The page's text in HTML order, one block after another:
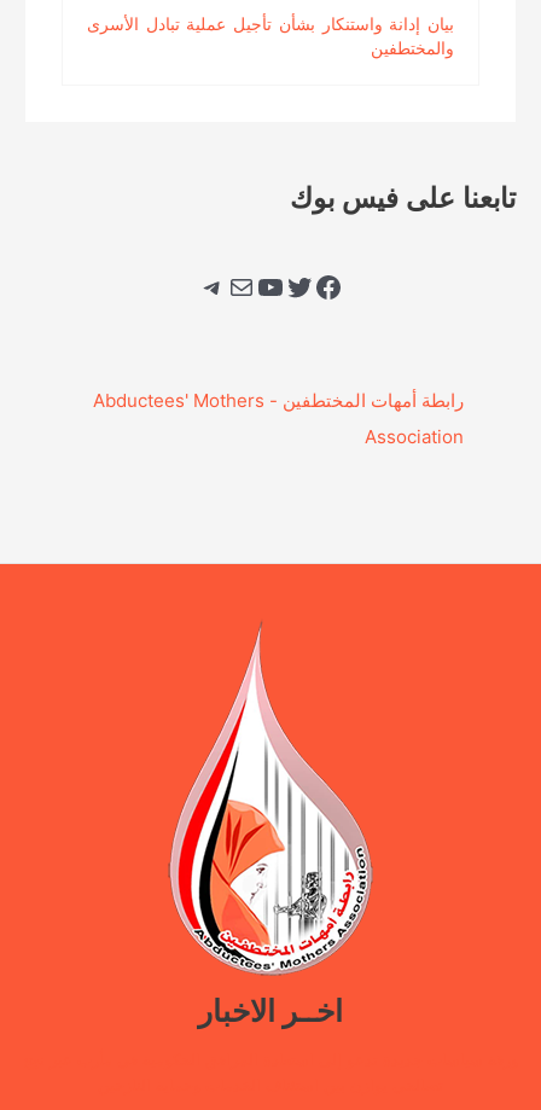
بيان إدانة واستنكار بشأن تأجيل عملية تبادل الأسرى
والمختطفين
تابعنا على فيس بوك
فيسبوك تويتر يوتيوببريد تيليجرام
‎رابطة أمهات المختطفين - Abductees' Mothers
Association‎
اخــر الاخبار